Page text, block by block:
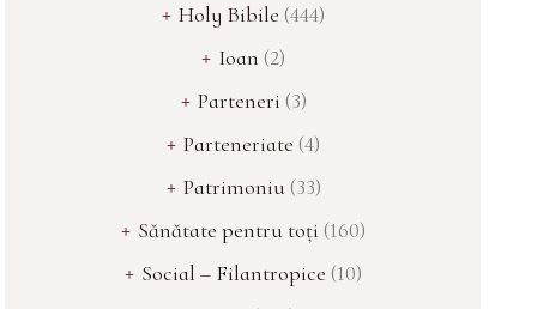
Holy Bibile (444)
Ioan (2)
Parteneri (3)
Parteneriate (4)
Patrimoniu (33)
Sănătate pentru toți (160)
Social – Filantropice (10)